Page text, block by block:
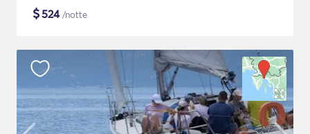
$524/notte